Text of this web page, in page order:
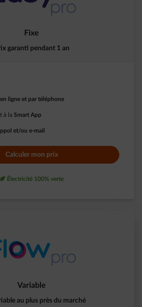
Fixe
garanti pendant 1 an
ligne et par téléphone
à la Smart App
et/ou e-mail
Calculer mon prix
leaf Électricité 100% verte
Variable
au plus près du marché